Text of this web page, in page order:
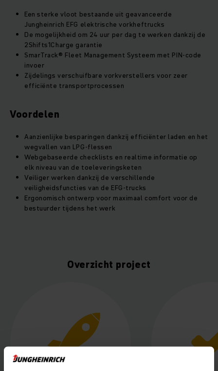
Een sterke vloot bestaande uit geavanceerde
Jungheinrich EFG elektrische vorkheftrucks
De mogelijkheid om 24 uur per dag te werken dankzij de
2Shifts1Charge garantie
SmarTrack® Fleet Management Systeem met PIN-code
invoer
Zijdelings verschuifbare vorkverstellers voor zeer
efficiënte transportprocessen
Voordelen
Aanzienlijke besparingen dankzij efficiënter laden en het
wegvallen van LPG-flessen
Webgebaseerde checklists en realtime informatie op
elk niveau van de toeleveringsketen
Veiliger werken dankzij de verschillende
veiligheidsfuncties van de EFG-trucks
Ergonomisch ontwerp voor maximaal comfort voor de
bestuurder tijdens het werk
Overzicht project